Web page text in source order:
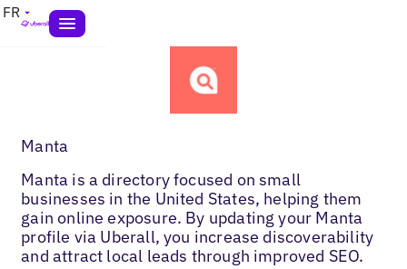
FR
Manta
Manta is a directory focused on small
businesses in the United States, helping them
gain online exposure. By updating your Manta
profile via Uberall, you increase discoverability
and attract local leads through improved SEO.